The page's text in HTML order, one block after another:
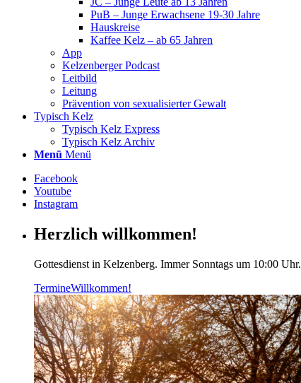
PuB – Junge Erwachsene 19-30 Jahre
Hauskreise
Kaffee Kelz – ab 65 Jahren
App
Kelzenberger Podcast
Leitbild
Leitung
Prävention von sexualisierter Gewalt
Typisch Kelz
Typisch Kelz Express
Typisch Kelz Archiv
Menü Menü
Facebook
Youtube
Instagram
Herzlich willkommen!
Gottesdienst in Kelzenberg. Immer Sonntags um 10:00 Uhr.
TermineWillkommen!